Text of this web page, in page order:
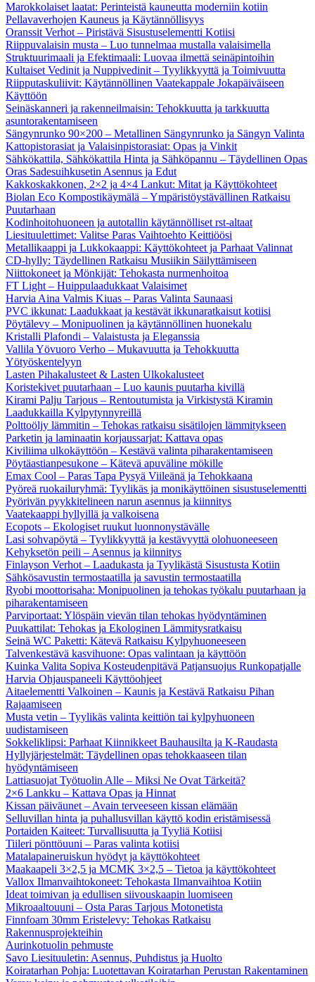
Marokkolaiset laatat: Perinteistä kauneutta moderniin kotiin
Pellavaverhojen Kauneus ja Käytännöllisyys
Oranssit Verhot – Piristävä Sisustuselementti Kotiisi
Riippuvalaisin musta – Luo tunnelmaa mustalla valaisimella
Struktuurimaali ja Efektimaali: Luovaa ilmettä seinäpintoihin
Kultaiset Vedinit ja Nuppivedinit – Tyylikkyyttä ja Toimivuutta
Riipputaskuliivit: Käytännöllinen Vaatekappale Jokapäiväiseen
Käyttöön
Seinäskanneri ja rakenneilmaisin: Tehokkuutta ja tarkkuutta
asuntorakentamiseen
Sängynrunko 90×200 – Metallinen Sängynrunko ja Sängyn Valinta
Kattopistorasiat ja Valaisinpistorasiat: Opas ja Vinkit
Sähkökattila, Sähkökattila Hinta ja Sähköpannu – Täydellinen Opas
Oras Sadesuihkusetin Asennus ja Edut
Kakkoskakkonen, 2×2 ja 4×4 Lankut: Mitat ja Käyttökohteet
Biolan Eco Kompostikäymälä – Ympäristöystävällinen Ratkaisu
Puutarhaan
Kodinhoitohuoneen ja autotallin käytännölliset rst-altaat
Liesituulettimet: Valitse Paras Vaihtoehto Keittiöösi
Metallikaappi ja Lukkokaappi: Käyttökohteet ja Parhaat Valinnat
CD-hylly: Täydellinen Ratkaisu Musiikin Säilyttämiseen
Niittokoneet ja Mönkijät: Tehokasta nurmenhoitoa
FT Light – Huippulaadukkaat Valaisimet
Harvia Aina Valmis Kiuas – Paras Valinta Saunaasi
PVC ikkunat: Laadukkaat ja kestävät ikkunaratkaisut kotiisi
Pöytälevy – Monipuolinen ja käytännöllinen huonekalu
Kristalli Plafondi – Valaistusta ja Eleganssia
Vallila Yövuoro Verho – Mukavuutta ja Tehokkuutta
Yötyöskentelyyn
Lasten Pihakalusteet & Lasten Ulkokalusteet
Koristekivet puutarhaan – Luo kaunis puutarha kivillä
Kirami Palju Tarjous – Rentoutumista ja Virkistystä Kiramin
Laadukkailla Kylpytynnyreillä
Polttoöljy lämmitin – Tehokas ratkaisu sisätilojen lämmitykseen
Parketin ja laminaatin korjaussarjat: Kattava opas
Kiviliima ulkokäyttöön – Kestävä valinta piharakentamiseen
Pöytäastianpesukone – Kätevä apuväline mökille
Emax Cool – Paras Tapa Pysyä Viileänä ja Tehokkaana
Pyöreä ruokailuryhmä: Tyylikäs ja monikäyttöinen sisustuselementti
Pyörivän pyykkitelineen narun asennus ja kiinnitys
Vaatekaappi hyllyillä ja valkoisena
Ecopots – Ekologiset ruukut luonnonystävälle
Lasi sohvapöytä – Tyylikkyyttä ja kestävyyttä olohuoneeseen
Kehyksetön peili – Asennus ja kiinnitys
Finlayson Verhot – Laadukasta ja Tyylikästä Sisustusta Kotiin
Sähkösavustin termostaatilla ja savustin termostaatilla
Ryobi moottorisaha: Monipuolinen ja tehokas työkalu puutarhaan ja
piharakentamiseen
Parviportaat: Ylöspäin vievän tilan tehokas hyödyntäminen
Puukattilat: Tehokas ja Ekologinen Lämmitysratkaisu
Seinä WC Paketti: Kätevä Ratkaisu Kylpyhuoneeseen
Talvenkestävä kasvihuone: Opas valintaan ja käyttöön
Kuinka Valita Sopiva Kosteudenpitävä Patjansuojus Runkopatjalle
Harvia Ohjauspaneeli Käyttöohjeet
Aitaelementti Valkoinen – Kaunis ja Kestävä Ratkaisu Pihan
Rajaamiseen
Musta vetin – Tyylikäs valinta keittiön tai kylpyhuoneen
uudistamiseen
Sokkeliklipsi: Parhaat Kiinnikkeet Bauhausilta ja K-Raudasta
Hyllyjärjestelmät: Täydellinen opas tehokkaaseen tilan
hyödyntämiseen
Lattiasuojat Työtuolin Alle – Miksi Ne Ovat Tärkeitä?
2×6 Lankku – Kattava Opas ja Hinnat
Kissan päiväunet – Avain terveeseen kissan elämään
Selluvillan hinta ja puhallusvillan käyttö kodin eristämisessä
Portaiden Kaiteet: Turvallisuutta ja Tyyliä Kotiisi
Tiileri pönttöuuni – Paras valinta kotiisi
Matalapaineruiskun hyödyt ja käyttökohteet
Maakaapeli 3×2,5 ja MCMK 3×2,5 – Tietoa ja käyttökohteet
Vallox Ilmanvaihtokoneet: Tehokasta Ilmanvaihtoa Kotiin
Ideat toimivan ja edullisen siivouskaapin luomiseen
Mikroaaltouuni – Osta Paras Tarjous Motonetista
Finnfoam 30mm Eristelevy: Tehokas Ratkaisu
Rakennusprojekteihin
Aurinkotuolin pehmuste
Savo Liesituuletin: Asennus, Puhdistus ja Huolto
Koiratarhan Pohja: Luotettavan Koiratarhan Perustan Rakentaminen